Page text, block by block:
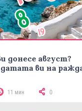
донесе август?
ви на
11 мин 0